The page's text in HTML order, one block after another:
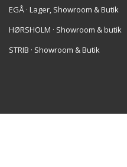
EGÅ · Lager, Showroom & Butik
HØRSHOLM · Showroom & butik
STRIB · Showroom & Butik